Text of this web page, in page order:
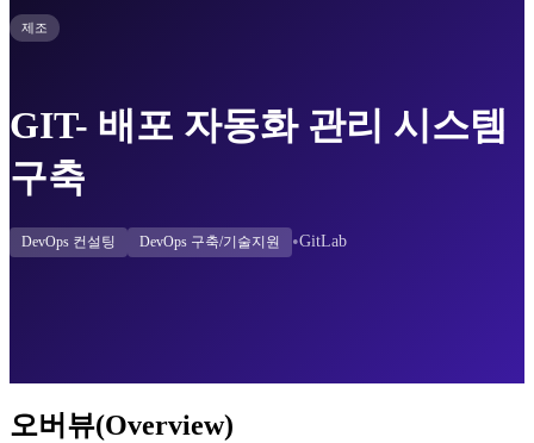
제조
GIT- 배포 자동화 관리 시스템
구축
DevOps 컨설팅 DevOps 구축/기술지원 •GitLab
오버뷰(Overview)